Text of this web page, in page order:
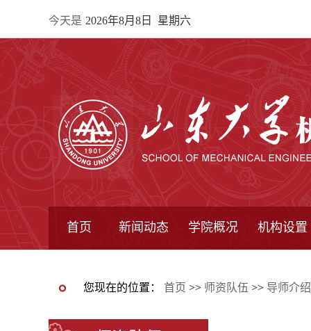
今天是 2026年8月8日 星期六
首页 新闻动态 学院概况 机构设置
您现在的位置： 首页 >> 师资队伍 >> 导师介绍